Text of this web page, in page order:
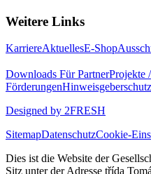
Weitere Links
KarriereAktuellesE-Shop
Downloads Für PartnerProjekte /
FörderungenHinweisgeberschutz
Designed by 2FRESH
SitemapDatenschutzCookie-
Dies ist die Website der
Sitz unter der Adresse třída